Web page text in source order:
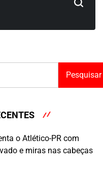
Search
Pesquisar
o Atlético-PR com
e miras nas cabeças